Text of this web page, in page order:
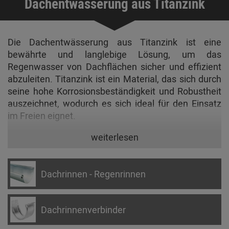
Die Dachentwässerung aus Titanzink ist eine
bewährte und langlebige Lösung, um das
Regenwasser von Dachflächen sicher und effizient
abzuleiten. Titanzink ist ein Material, das sich durch
seine hohe Korrosionsbeständigkeit und Robustheit
auszeichnet, wodurch es sich ideal für den Einsatz
im Freien eignet.
Die Dachentwässerung aus Titanzink umfasst
Fallrohre und Formteile. Die Dachrinnen werden
entlang der Dachkante angebracht und fangen das
Regenwasser auf, das dann über die Fallrohre
kontrolliert in die Kanalisation oder andere
Abflusssysteme geleitet wird. Dabei können die
Formteile, wie Bögen, Muffen und Reduzierstücke,
Dachrinnen - Regenrinnen
Dachrinnenverbinder